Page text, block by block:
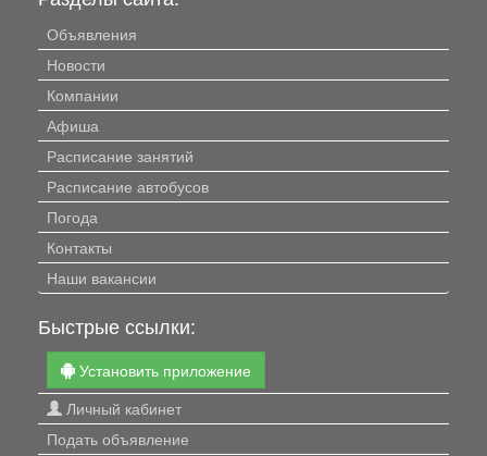
Объявления
Новости
Компании
Афиша
Расписание занятий
Расписание автобусов
Погода
Контакты
Наши вакансии
Быстрые ссылки:
Установить приложение
Личный кабинет
Подать объявление